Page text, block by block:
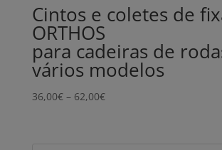
Cintos e coletes de
ORTHOS
para cadeiras de
vários modelos
36,00€ – 62,00€Price